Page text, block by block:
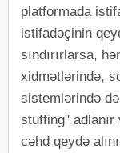
platformada
istifadəçinin
sındırırlarsa,
xidmətlərində,
sistemlərində
stuffing"
cəhd qeydə